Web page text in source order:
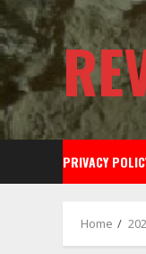
Skip
to
content
PRIVACY
Home